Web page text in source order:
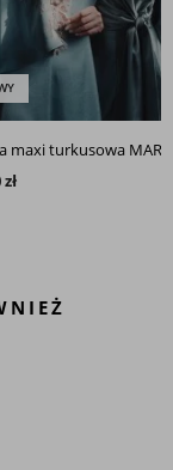
maxi turkusowa